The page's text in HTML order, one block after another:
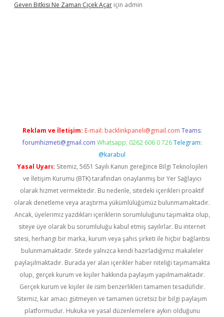
Geven Bitkisi Ne Zaman Çiçek Açar için admin
Reklam ve İletişim: E-mail: backlinkpaneli@gmail.com Teams:
forumhizmeti@gmail.com Whatsapp: 0262 606 0 726 Telegram:
@karabul
Yasal Uyarı: Sitemiz, 5651 Sayılı Kanun gereğince Bilgi Teknolojileri
ve İletişim Kurumu (BTK) tarafından onaylanmış bir Yer Sağlayıcı
olarak hizmet vermektedir. Bu nedenle, sitedeki içerikleri proaktif
olarak denetleme veya araştırma yükümlülüğümüz bulunmamaktadır.
Ancak, üyelerimiz yazdıkları içeriklerin sorumluluğunu taşımakta olup,
siteye üye olarak bu sorumluluğu kabul etmiş sayılırlar. Bu internet
sitesi, herhangi bir marka, kurum veya şahıs şirketi ile hiçbir bağlantısı
bulunmamaktadır. Sitede yalnızca kendi hazırladığımız makaleler
paylaşılmaktadır. Burada yer alan içerikler haber niteliği taşımamakta
olup, gerçek kurum ve kişiler hakkında paylaşım yapılmamaktadır.
Gerçek kurum ve kişiler ile isim benzerlikleri tamamen tesadüfidir.
Sitemiz, kar amacı gütmeyen ve tamamen ücretsiz bir bilgi paylaşım
platformudur. Hukuka ve yasal düzenlemelere aykırı olduğunu